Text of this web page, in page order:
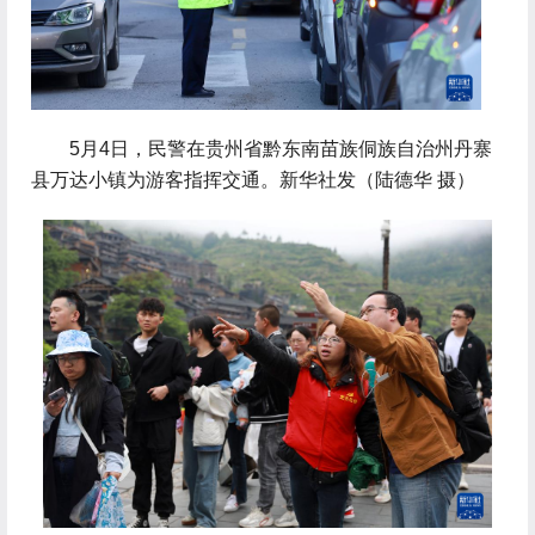
5月4日，民警在贵州省黔东南苗族侗族自治州丹寨
县万达小镇为游客指挥交通。新华社发（陆德华 摄）